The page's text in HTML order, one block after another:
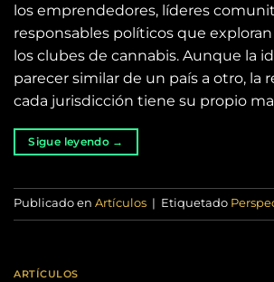
los emprendedores, líderes
responsables políticos que
los clubes de cannabis. Aunque la
parecer similar de un país a otro, la
cada jurisdicción tiene su propio
Sigue leyendo →
Publicado en Artículos | Etiquetado
ARTÍCULOS